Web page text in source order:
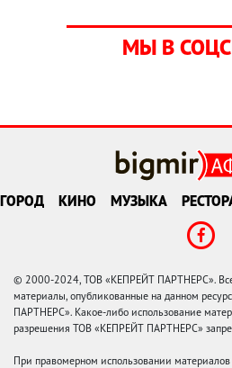
МЫ В
ГОРОД КИНО МУЗЫКА
© 2000-2024, ТОВ «КЕПРЕЙТ ПАРТНЕРС».
материалы, опубликованные на данном
ПАРТНЕРС». Какое-либо использование
разрешения ТОВ «КЕПРЕЙТ ПАРТНЕРС»
При правомерном использовании материалов